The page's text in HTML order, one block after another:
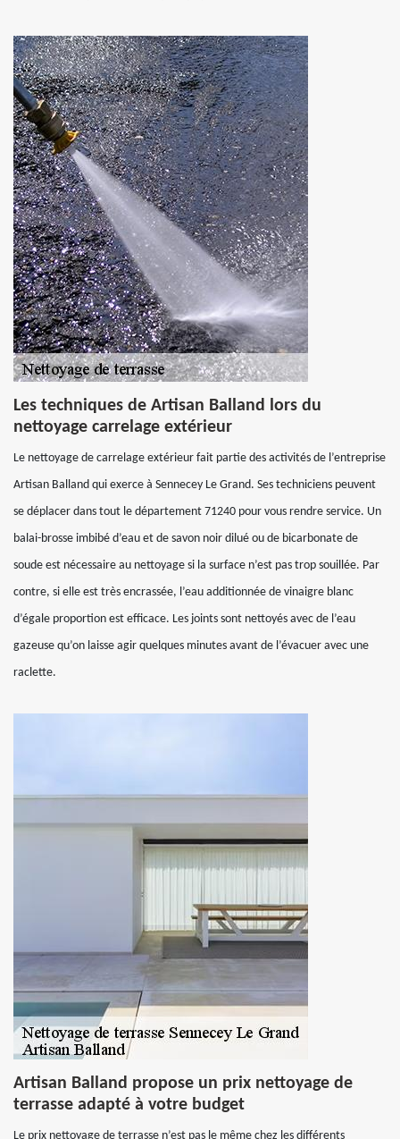
Les techniques de Artisan Balland lors du
nettoyage carrelage extérieur
Le nettoyage de carrelage extérieur fait partie des activités de l’entreprise
Artisan Balland qui exerce à Sennecey Le Grand. Ses techniciens peuvent
se déplacer dans tout le département 71240 pour vous rendre service. Un
balai-brosse imbibé d’eau et de savon noir dilué ou de bicarbonate de
soude est nécessaire au nettoyage si la surface n’est pas trop souillée. Par
contre, si elle est très encrassée, l’eau additionnée de vinaigre blanc
d’égale proportion est efficace. Les joints sont nettoyés avec de l’eau
gazeuse qu’on laisse agir quelques minutes avant de l’évacuer avec une
raclette.
Artisan Balland propose un prix nettoyage de
terrasse adapté à votre budget
Le prix nettoyage de terrasse n’est pas le même chez les différents